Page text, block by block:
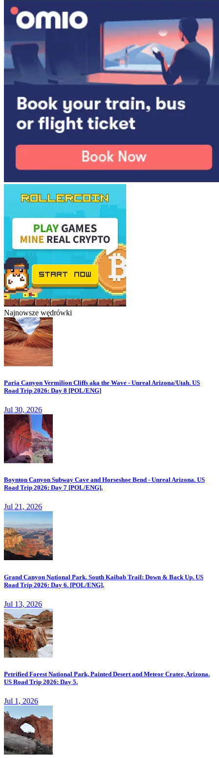
Najnowsze wędrówki
Paria Canyon Vermilion Cliffs aka the Wave - Unreal Arizona/Utah. US
Road Trip 2026: Day 8 [POL/ENG]
Jul 30, 2026
Boynton Canyon Subway Cave and Horseshoe Bend - Unreal Arizona. US
Road Trip 2026: Day 7 [POL/ENG].
Jul 21, 2026
Grand Canyon National Park. South Kaibab Trail: Down & Back Up. US
Road Trip 2026: Day 6. [POL/ENG].
Jul 13, 2026
Petrified Forest National Park, Painted Desert and Meteor Crater, Arizona.
US Road Trip 2026: Day 5.
Jul 1, 2026